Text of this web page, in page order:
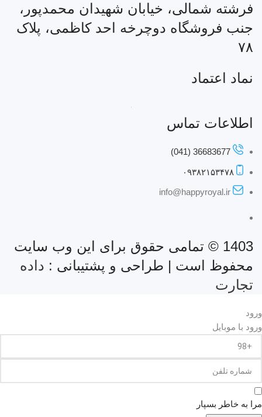
فرشته شمالی، خیابان شهیدان محمدپور،
جنب فروشگاه دوچرخه احد کاظمی، پلاک
۷۸
نماد اعتماد
اطلاعات تماس
36683677 (041)
۰۹۳۸۲۱۵۳۴۷۸
info@happyroyal.ir
1403 © تمامی حقوق برای این وب سایت
محفوظ است | طراحی و پشتیبانی : داده
تجارت
ورود
ورود با موبایل
مرا به خاطر بسپار